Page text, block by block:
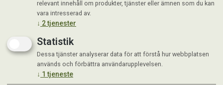
relevant innehåll om produkter, tjänster eller ämnen som du kan
vara intresserad av.
↓ 2tjenester
Statistik
Dessa tjänster analyserar data för att förstå hur webbplatsen
används och förbättra användarupplevelsen.
↓ 1 tjeneste